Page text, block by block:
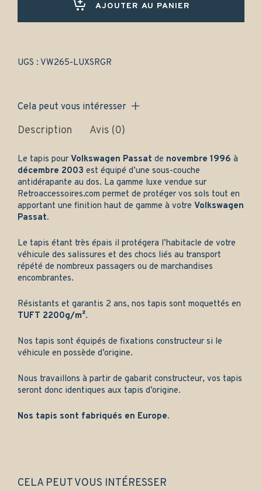
luxe
AJOUTER AU PANIER
UGS : VW265-LUXSRGR
Cela peut vous intéresser
Description Avis (0)
Le tapis pour Volkswagen Passat de novembre 1996 à
décembre 2003 est équipé d’une sous-couche
antidérapante au dos. La gamme luxe vendue sur
Retroaccessoires.com permet de protéger vos sols tout en
apportant une finition haut de gamme à votre Volkswagen
Passat.
Le tapis étant très épais il protégera l’habitacle de votre
véhicule des salissures et des chocs liés au transport
répété de nombreux passagers ou de marchandises
encombrantes.
Résistants et garantis 2 ans, nos tapis sont moquettés en
TUFT 2200g/m².
Nos tapis sont équipés de fixations constructeur si le
véhicule en possède d’origine.
Nous travaillons à partir de gabarit constructeur, vos tapis
seront donc identiques aux tapis d’origine.
Nos tapis sont fabriqués en Europe.
CELA PEUT VOUS INTÉRESSER